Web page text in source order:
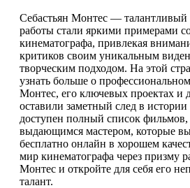
Себастьян Монтес — талантливый
работы стали яркими примерами
кинематографа, привлекая
критиков своим уникальным
творческим подходом. На этой
узнать больше о
Монтес, его ключевых проектах и
оставили заметный след в
доступен полный список
выдающимся мастером, которые
бесплатно онлайн в хорошем
мир кинематографа через призму
Монтес и откройте для себя его
талант.